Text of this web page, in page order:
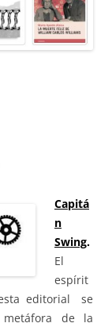
Capitá
n
Swing.
El
espírit
editorial se
de la